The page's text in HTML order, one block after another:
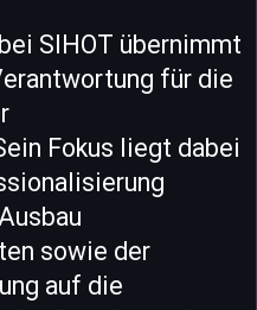
SIHOT übernimmt
für die
Fokus liegt dabei
sowie der
auf die